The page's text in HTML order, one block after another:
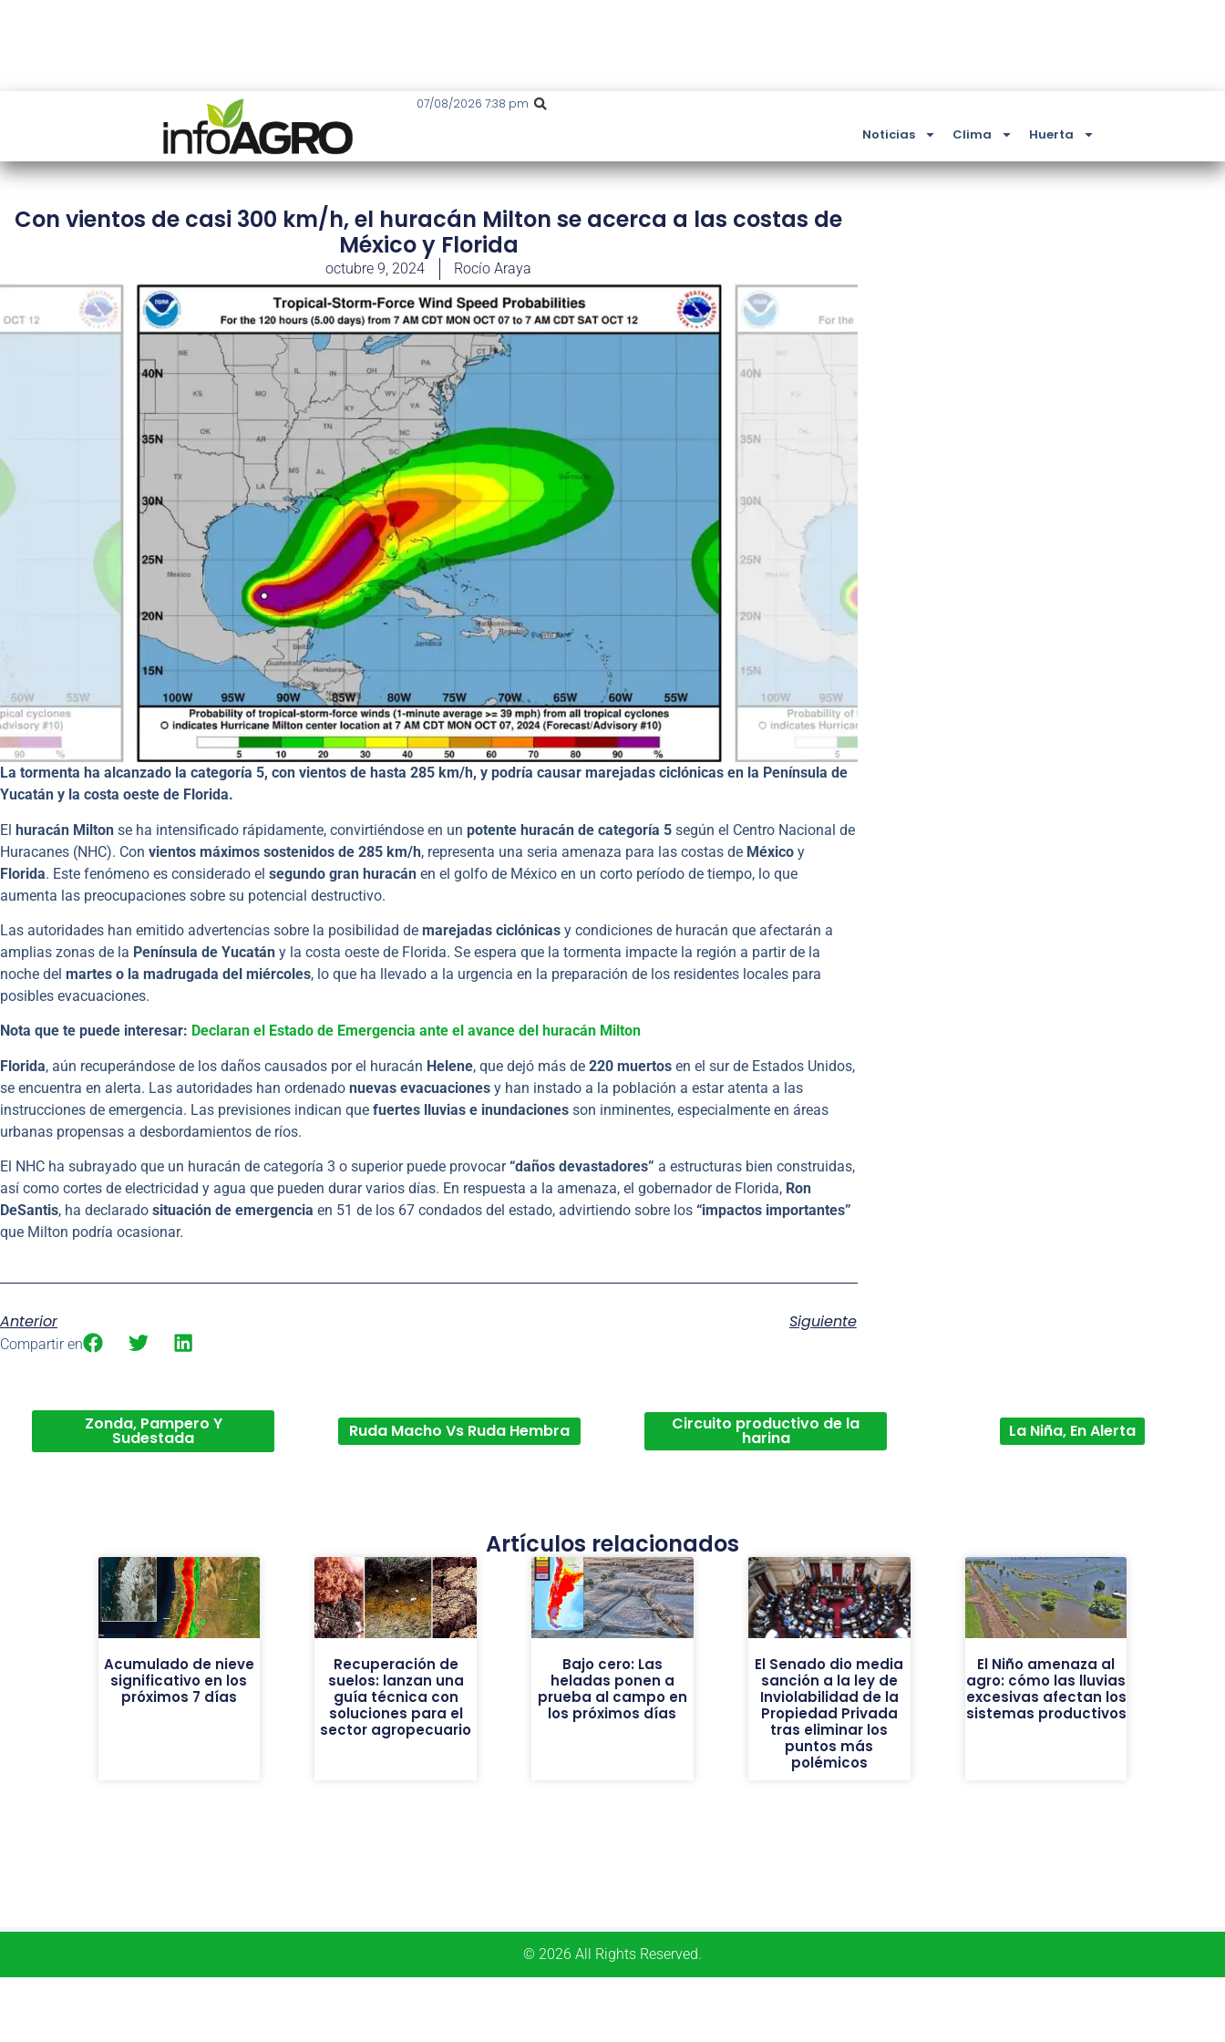
07/08/2026 7:38 pm
Noticias Clima Huerta
Con vientos de casi 300 km/h, el huracán Milton se acerca a las costas de
México y Florida
octubre 9, 2024 Rocío Araya
La tormenta ha alcanzado la categoría 5, con vientos de hasta 285 km/h, y podría causar marejadas ciclónicas en la Península de
Yucatán y la costa oeste de Florida.
El huracán Milton se ha intensificado rápidamente, convirtiéndose en un potente huracán de categoría 5 según el Centro Nacional de
Huracanes (NHC). Con vientos máximos sostenidos de 285 km/h, representa una seria amenaza para las costas de México y
Florida. Este fenómeno es considerado el segundo gran huracán en el golfo de México en un corto período de tiempo, lo que
aumenta las preocupaciones sobre su potencial destructivo.
Las autoridades han emitido advertencias sobre la posibilidad de marejadas ciclónicas y condiciones de huracán que afectarán a
amplias zonas de la Península de Yucatán y la costa oeste de Florida. Se espera que la tormenta impacte la región a partir de la
noche del martes o la madrugada del miércoles, lo que ha llevado a la urgencia en la preparación de los residentes locales para
posibles evacuaciones.
Nota que te puede interesar: Declaran el Estado de Emergencia ante el avance del huracán Milton
Florida, aún recuperándose de los daños causados por el huracán Helene, que dejó más de 220 muertos en el sur de Estados Unidos,
se encuentra en alerta. Las autoridades han ordenado nuevas evacuaciones y han instado a la población a estar atenta a las
instrucciones de emergencia. Las previsiones indican que fuertes lluvias e inundaciones son inminentes, especialmente en áreas
urbanas propensas a desbordamientos de ríos.
El NHC ha subrayado que un huracán de categoría 3 o superior puede provocar“daños devastadores” a estructuras bien construidas,
así como cortes de electricidad y agua que pueden durar varios días. En respuesta a la amenaza, el gobernador de Florida, Ron
DeSantis, ha declarado situación de emergencia en 51 de los 67 condados del estado, advirtiendo sobre los “impactos importantes”
que Milton podría ocasionar.
Anterior Siguiente
Compartir en
Zonda, Pampero Y
Sudestada Ruda Macho Vs Ruda Hembra Circuito productivo de la
harina La Niña, En Alerta
Artículos relacionados
Acumulado de nieve
significativo en los
próximos 7 días
Recuperación de
suelos: lanzan una
guía técnica con
soluciones para el
sector agropecuario
Bajo cero: Las
heladas ponen a
prueba al campo en
los próximos días
El Senado dio media
sanción a la ley de
Inviolabilidad de la
Propiedad Privada
tras eliminar los
puntos más
polémicos
El Niño amenaza al
agro: cómo las lluvias
excesivas afectan los
sistemas productivos
© 2026 All Rights Reserved.